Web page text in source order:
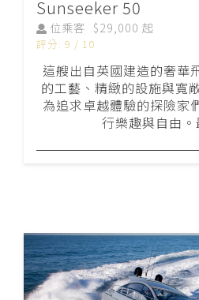
Sunseeker 50
位乘客 $29,000 起
評分: 9 / 10
這艘出自英國建造的奢華
的工藝、精緻的設施與寬
為追求卓越體驗的探險家
行樂趣與自由